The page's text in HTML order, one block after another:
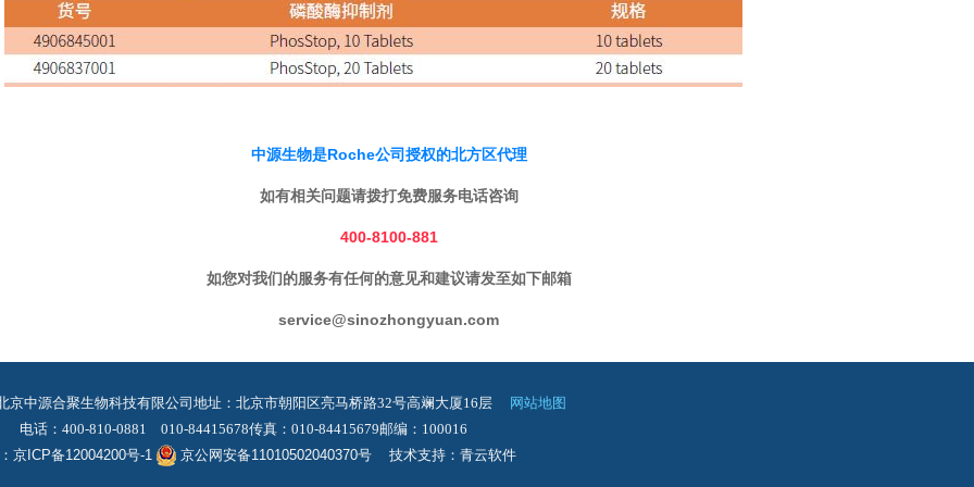
中源生物是Roche公司授权的北方区代理
如有相关问题请拨打免费服务电话咨询
400-8100-881
如您对我们的服务有任何的意见和建议请发至如下邮箱
service@sinozhongyuan.com
京中源合聚生物科技有限公司 地址：北京市朝阳区亮马桥路32号高斓大厦16层
网站地图
电话：400-810-0881 010-84415678传真：010-84415679邮编：100016
京ICP备12004200号-1 京公网安备11010502040370号 技术支持： 青云软件